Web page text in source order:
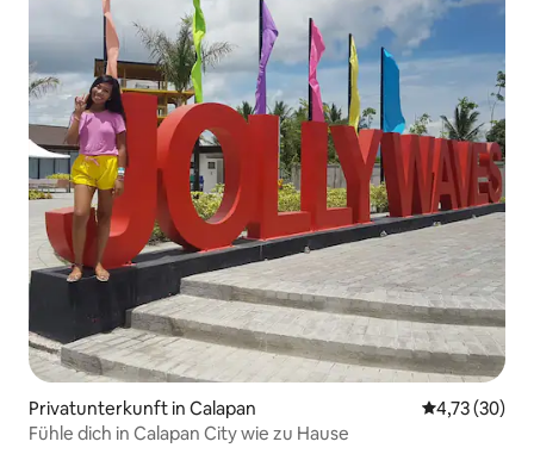
Privatunterkunft in Calapan
4,73 (30)
Fühle dich in Calapan City wie zu Hause